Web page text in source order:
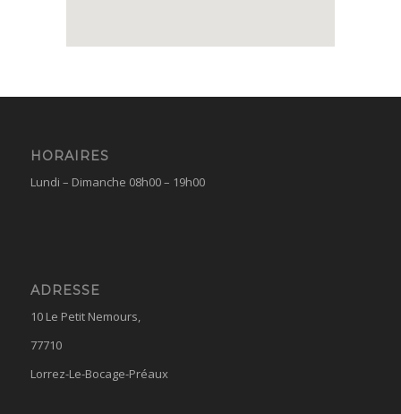
HORAIRES
Lundi – Dimanche 08h00 – 19h00
ADRESSE
10 Le Petit Nemours,
77710
Lorrez-Le-Bocage-Préaux